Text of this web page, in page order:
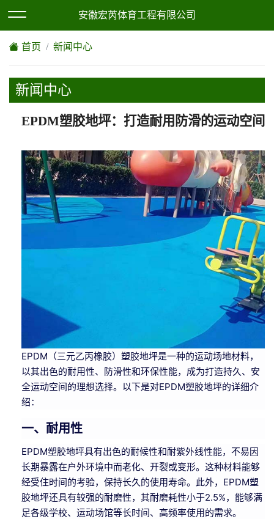
欢迎访问安徽宏芮体育工程有限公司网站！
安徽宏芮体育工程有限公司
首页 新闻中心
新闻中心
EPDM塑胶地坪：打造耐用防滑的运动空间
EPDM（三元乙丙橡胶）塑胶地坪是一种的运动场地材料，
以其出色的耐用性、防滑性和环保性能，成为打造持久、安
全运动空间的理想选择。以下是对EPDM塑胶地坪的详细介
绍：
一、耐用性
EPDM塑胶地坪具有出色的耐候性和耐紫外线性能，不易因
长期暴露在户外环境中而老化、开裂或变形。这种材料能够
经受住时间的考验，保持长久的使用寿命。此外，EPDM塑
胶地坪还具有较强的耐磨性，其耐磨耗性小于2.5%，能够满
足各级学校、运动场馆等长时间、高频率使用的需求。